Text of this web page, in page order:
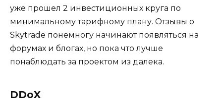
уже прошел 2 инвестиционных круга по
минимальному тарифному плану. Отзывы о
Skytrade понемногу начинают появляться на
форумах и блогах, но пока что лучше
понаблюдать за проектом из далека.
DDoX